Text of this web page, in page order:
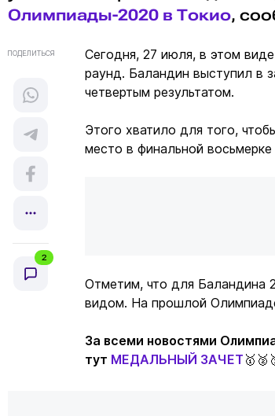
Олимпиады-2020 в Токио,
ПОДЕЛИТЬСЯ
2
Сегодня, 27 июля, в этом
раунд. Баландин выступил в
четвертым результатом.
Этого хватило для того,
место в финальной
Отметим, что для Баландина
видом. На прошлой
За всеми новостями
тут МЕДАЛЬНЫЙ ЗАЧЕТ